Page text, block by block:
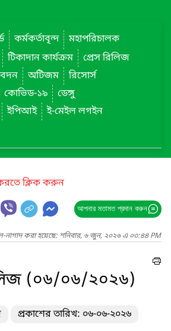
কর্মকর্তাবৃন্দ
মহাপরিচালক
টিকাদান কার্যক্রম
প্রেস রিলিজ
অটিজম
রিসোর্স
কোভিড-১৯
ডেঙ্গু
ইপিআই
ই-মেইল লগইন
ক্লিক করুন
আপনার মতামত প্রদান করুন
নাগাদ করা হয়েছে: শনিবার, ৬ জুন, ২০২৬ এ ০৩:৪৪ PM
(০৬/০৬/২০২৬)
প্রকাশের তারিখ: ০৬-০৬-২০২৬